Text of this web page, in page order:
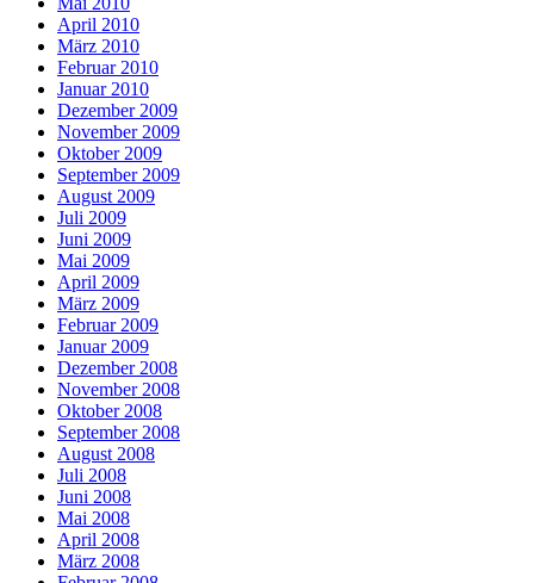
April 2010
März 2010
Februar 2010
Januar 2010
Dezember 2009
November 2009
Oktober 2009
September 2009
August 2009
Juli 2009
Juni 2009
Mai 2009
April 2009
März 2009
Februar 2009
Januar 2009
Dezember 2008
November 2008
Oktober 2008
September 2008
August 2008
Juli 2008
Juni 2008
Mai 2008
April 2008
März 2008